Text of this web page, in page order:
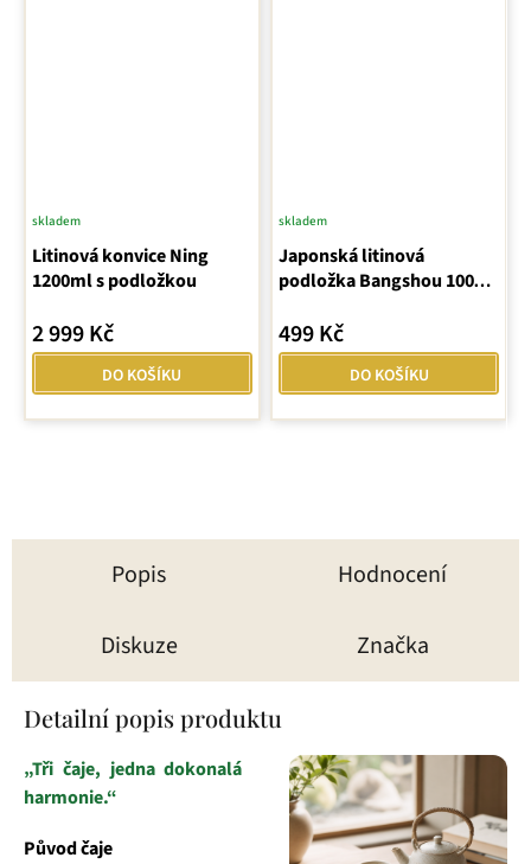
Litinová konvice Ning
1200ml s podložkou
skladem
2 999 Kč
DO KOŠÍKU
Japonská litinová
podložka Bangshou 100
skladem
499 Kč
DO KOŠÍKU
Popis Hodnocení
Diskuze Značka
Detailní popis produktu
„Tři čaje, jedna dokonalá
harmonie.“
Původ čaje